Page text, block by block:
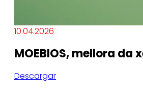
10.04.2026
MOEBIOS, mellora
Descargar